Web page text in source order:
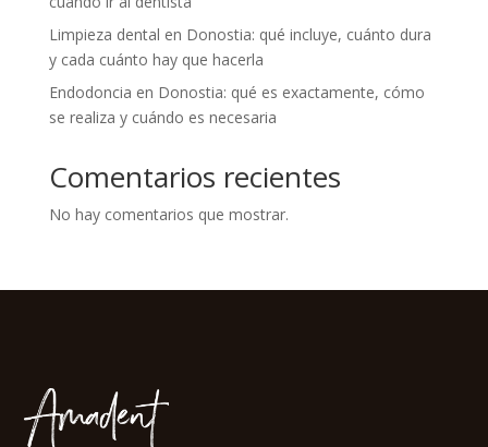
Limpieza dental en Donostia: qué incluye, cuánto dura
y cada cuánto hay que hacerla
Endodoncia en Donostia: qué es exactamente, cómo
se realiza y cuándo es necesaria
Comentarios recientes
No hay comentarios que mostrar.